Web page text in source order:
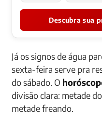
Descubra sua
Já os signos de água
sexta-feira serve pra
do sábado. O
divisão clara: metade
metade freando.